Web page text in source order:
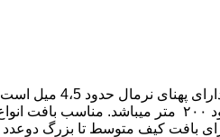
خواهد بود. وزن دوک حدود ۲۰۰ گرم و
بافت کیف متوسط تا بزرگ دوعدد